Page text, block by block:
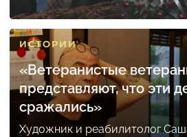
ИСТОРИИ
«Ветеранистые
представляют, что эти
сражались»
Художник и реабилитолог